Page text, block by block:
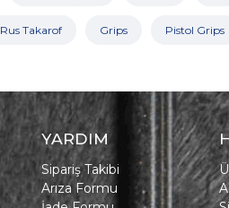
Rus Takarof Grips Pistol Grips
YARDIM
Sipariş Takibi
Arıza Formu